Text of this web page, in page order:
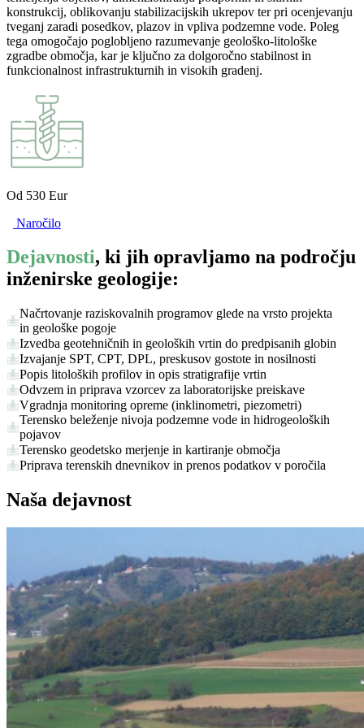
konstrukcij, oblikovanju stabilizacijskih ukrepov ter pri ocenjevanju
tveganj zaradi posedkov, plazov in vpliva podzemne vode. Poleg
tega omogočajo poglobljeno razumevanje geološko-litološke
zgradbe območja, kar je ključno za dolgoročno stabilnost in
funkcionalnost infrastrukturnih in visokih gradenj.
Od 530 Eur
Naročilo
Dejavnosti, ki jih opravljamo na področju
inženirske geologije:
Načrtovanje raziskovalnih programov glede na vrsto projekta
in geološke pogoje
Izvedba geotehničnih in geoloških vrtin do predpisanih globin
Izvajanje SPT, CPT, DPL, preskusov gostote in nosilnosti
Popis litoloških profilov in opis stratigrafije vrtin
Odvzem in priprava vzorcev za laboratorijske preiskave
Vgradnja monitoring opreme (inklinometri, piezometri)
Terensko beleženje nivoja podzemne vode in hidrogeoloških
pojavov
Terensko geodetsko merjenje in kartiranje območja
Priprava terenskih dnevnikov in prenos podatkov v poročila
Naša dejavnost